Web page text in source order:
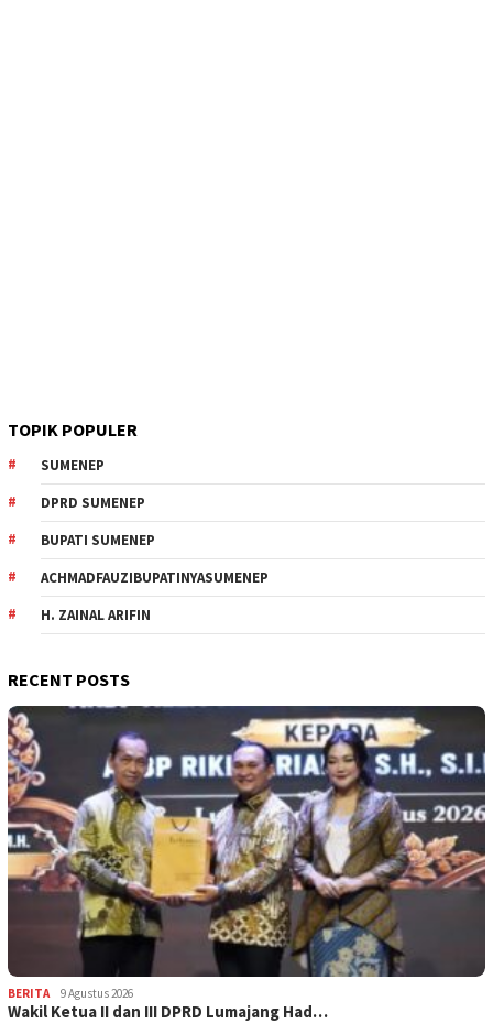
TOPIK POPULER
SUMENEP
DPRD SUMENEP
BUPATI SUMENEP
ACHMADFAUZIBUPATINYASUMENEP
H. ZAINAL ARIFIN
RECENT POSTS
BERITA 9 Agustus 2026
Wakil Ketua II dan III DPRD Lumajang Had…